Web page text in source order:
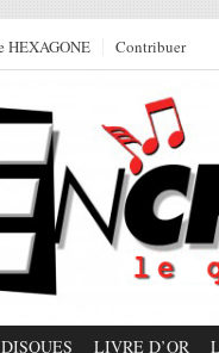
HEXAGONE Contribuer
DISQUES LIVRE D’OR